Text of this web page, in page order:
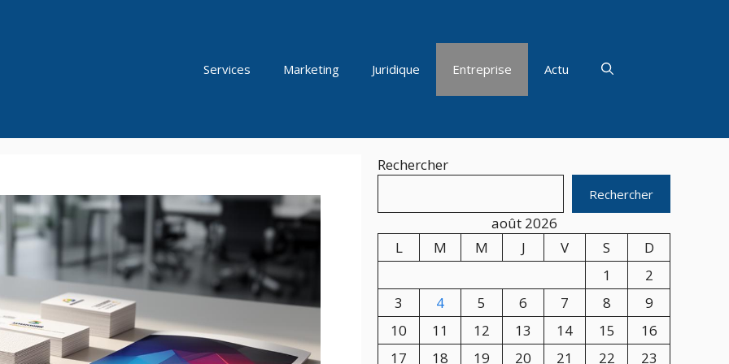
Services Marketing Juridique Entreprise Actu
Rechercher
Rechercher
août 2026
L
M M J V S
D
1
2
3
4 5 6 7 8
9
10
11 12 13 14 15
16
17
18 19 20 21 22
23